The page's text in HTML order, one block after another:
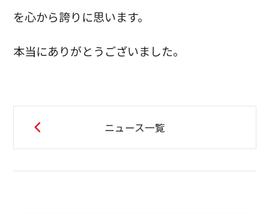
を心から誇りに思います。
本当にありがとうございました。
ニュース一覧